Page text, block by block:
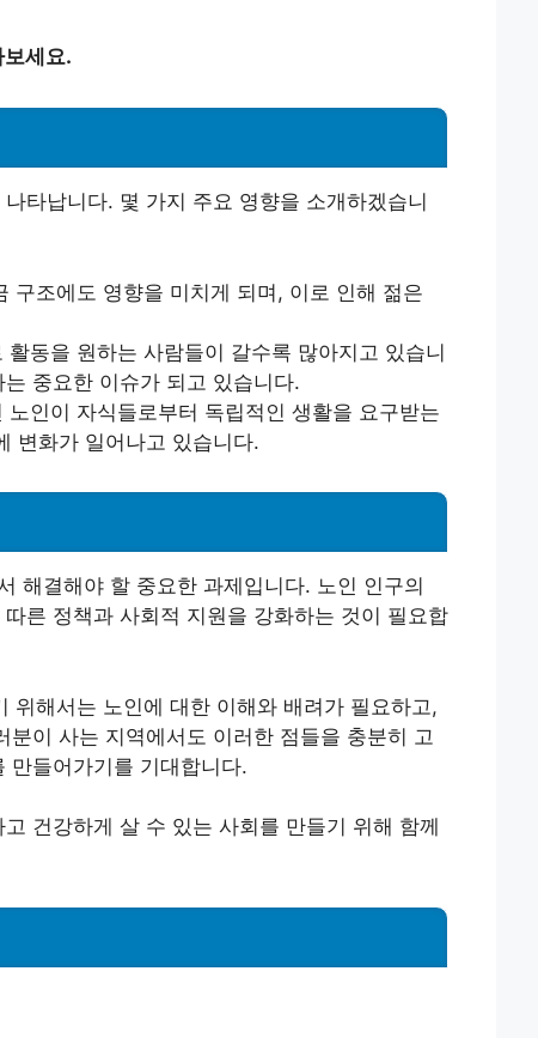
세요.
타납니다. 몇 가지 주요 영향을 소개하겠습니
구조에도 영향을 미치게 되며, 이로 인해 젊은
동을 원하는 사람들이 갈수록 많아지고 있습니
중요한 이슈가 되고 있습니다.
노인이 자식들로부터 독립적인 생활을 요구받는
변화가 일어나고 있습니다.
해결해야 할 중요한 과제입니다. 노인 인구의
른 정책과 사회적 지원을 강화하는 것이 필요합
위해서는 노인에 대한 이해와 배려가 필요하고,
이 사는 지역에서도 이러한 점들을 충분히 고
만들어가기를 기대합니다.
건강하게 살 수 있는 사회를 만들기 위해 함께